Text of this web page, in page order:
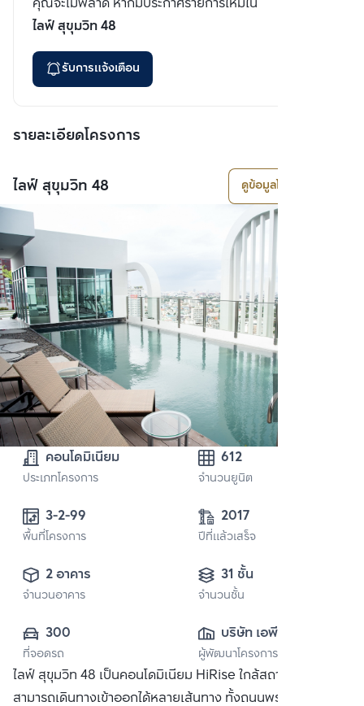
ไลฟ์ สุขุมวิท 48
รับการแจ้งเตือน
รายละเอียดโครงการ
ไลฟ์ สุขุมวิท 48 ดูข้อมูลโครงการ
คอนโดมิเนียม
ประเภทโครงการ
612
จำนวนยูนิต
พื้นที่โครงการ
2017
ปีที่แล้วเสร็จ
2 อาคาร
จำนวนอาคาร
31 ชั้น
จำนวนชั้น
300
ที่จอดรถ
บริษัท เอพี (ไทย
แลนด์)
จำกัด(มหาชน)
ผู้พัฒนาโครงการ
ไลฟ์ สุขุมวิท 48 เป็นคอนโดมิเนียม HiRise ใกล้สถานีพระโขนง
สามารถเดินทางเข้าออกได้หลายเส้นทาง ทั้งถนนพระราม 4, ถนน